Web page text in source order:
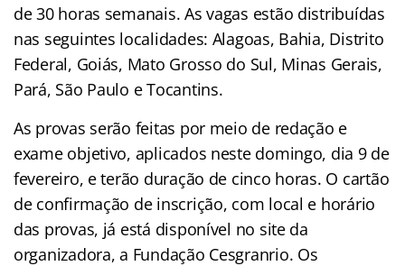
de 30 horas semanais. As vagas estão distribuídas
nas seguintes localidades: Alagoas, Bahia, Distrito
Federal, Goiás, Mato Grosso do Sul, Minas Gerais,
Pará, São Paulo e Tocantins.
As provas serão feitas por meio de redação e
exame objetivo, aplicados neste domingo, dia 9 de
fevereiro, e terão duração de cinco horas. O cartão
de confirmação de inscrição, com local e horário
das provas, já está disponível no site da
organizadora, a Fundação Cesgranrio. Os